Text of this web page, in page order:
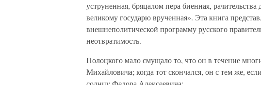
уструненная, бряцалом пера биенная,
великому государю врученная». Эта книга
внешнеполитической программу русского
неотвратимость.
Полоцкого мало смущало то, что он в течение
Михайловича; когда тот скончался, он с тем же,